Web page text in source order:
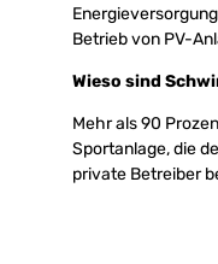
Betrieb von PV-
Wieso sind
Mehr als 90
Sportanlage, die
private Betreiber